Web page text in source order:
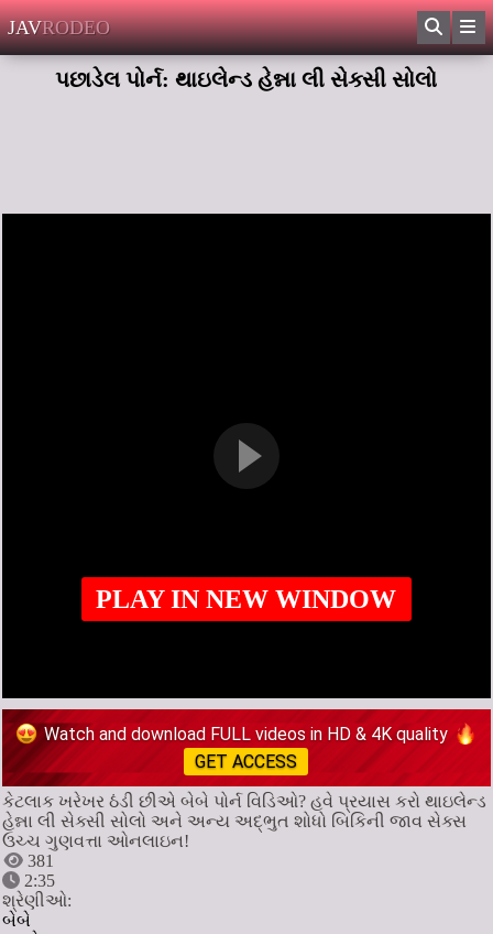
JAVRODEO
પછાડેલ પોર્ન: થાઇલેન્ડ હેન્ના લી સેક્સી સોલો
PLAY IN NEW WINDOW
Watch and download FULL videos in HD & 4K quality
GET ACCESS
કેટલાક ખરેખર ઠંડી છીએ બેબે પોર્ન વિડિઓ? હવે પ્રયાસ કરો થાઇલેન્ડ
હેન્ના લી સેક્સી સોલો અને અન્ય અદ્ભુત શોધો બિકિની જાવ સેક્સ
ઉચ્ચ ગુણવત્તા ઓનલાઇન!
381
2:35
શ્રેણીઓ:
બેબે